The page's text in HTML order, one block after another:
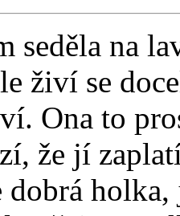
seděla na
živí se
Ona to
že jí
dobrá